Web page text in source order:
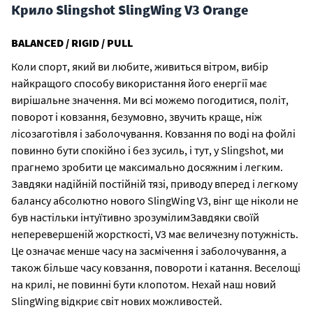
Крило Slingshot SlingWing V3 Orange
BALANCED / RIGID / PULL
Коли спорт, який ви любите, живиться вітром, вибір
найкращого способу використання його енергії має
вирішальне значення. Ми всі можемо погодитися, політ,
поворот і ковзання, безумовно, звучить краще, ніж
лісозаготівля і заболочування. Ковзання по воді на фойлі
повинно бути спокійно і без зусиль, і тут, у Slingshot, ми
прагнемо зробити це максимально досяжним і легким.
Завдяки надійній постійній тязі, приводу вперед і легкому
балансу абсолютно нового SlingWing V3, вінг ще ніколи не
був настільки інтуїтивно зрозумілимЗавдяки своїй
неперевершеній жорсткості, V3 має величезну потужність.
Це означає менше часу на засмічення і заболочування, а
також більше часу ковзання, повороти і катання. Веселощі
на крилі, не повинні бути клопотом. Нехай наш новий
SlingWing відкриє світ нових можливостей.